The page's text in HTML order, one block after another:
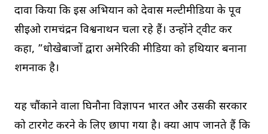
दावा किया कि इस अभियान को देवास मल्टीमीडिया के पूर्व
सीईओ रामचंद्रन विश्वनाथन चला रहे हैं। उन्होंने ट्वीट कर
कहा, ”धोखेबाजों द्वारा अमेरिकी मीडिया को हथियार बनाना
शर्मनाक है।
यह चौंकाने वाला घिनौना विज्ञापन भारत और उसकी सरकार
को टारगेट करने के लिए छापा गया है। क्या आप जानते हैं कि